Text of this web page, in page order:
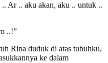
.. Ar .. aku akan, aku .. untuk ..
..!”
Rina duduk di atas tubuhku,
ke dalam